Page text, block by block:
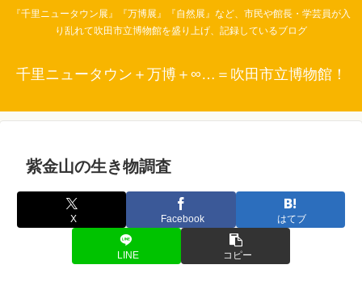
『千里ニュータウン展』『万博展』『自然展』など、市民や館長・学芸員が入
り乱れて吹田市立博物館を盛り上げ、記録しているブログ
千里ニュータウン＋万博＋∞…＝吹田市立博物館！
紫金山の生き物調査
X Facebook はてブ
LINE コピー